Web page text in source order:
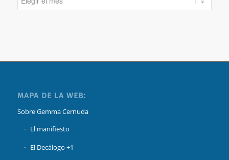
MAPA DE LA WEB:
Sobre Gemma Cernuda
El manifiesto
El Decálogo +1